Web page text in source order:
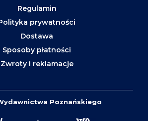
Regulamin
prywatności
Dostawa
Sposoby płatności
Zwroty i reklamacje
Poznańskiego